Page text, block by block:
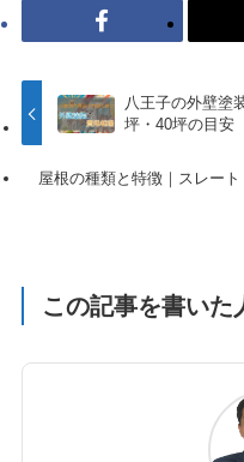
八王子の外壁塗
坪・40坪の目安
屋根の種類と特徴｜スレー
この記事を書いた